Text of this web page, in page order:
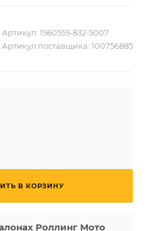
Артикул: 1560555-832-5007
Артикул поставщика: 100756885
В КОРЗИНУ
Роллинг Мото